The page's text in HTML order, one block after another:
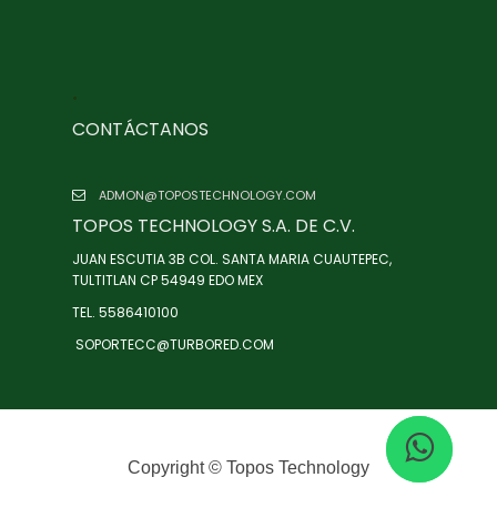
CONTÁCTANOS
ADMON@TOPOSTECHNOLOGY.COM
TOPOS TECHNOLOGY S.A. DE C.V.
JUAN ESCUTIA 3B COL. SANTA MARIA CUAUTEPEC,
TULTITLAN CP 54949 EDO MEX
TEL. 5586410100
SOPORTECC@TURBORED.COM
Copyright © Topos Technology